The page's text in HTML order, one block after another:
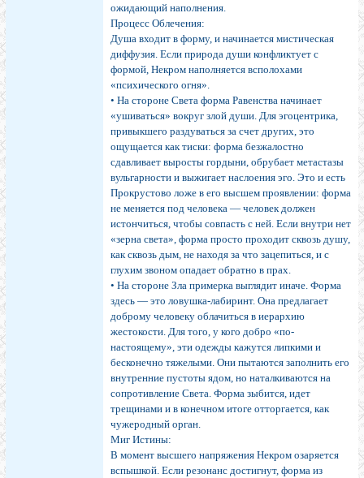
ожидающий наполнения.
Процесс Облечения:
Душа входит в форму, и начинается мистическая
диффузия. Если природа души конфликтует с
формой, Некром наполняется всполохами
«психического огня».
• На стороне Света форма Равенства начинает
«ушиваться» вокруг злой души. Для эгоцентрика,
привыкшего раздуваться за счет других, это
ощущается как тиски: форма безжалостно
сдавливает выросты гордыни, обрубает метастазы
вульгарности и выжигает наслоения эго. Это и есть
Прокрустово ложе в его высшем проявлении: форма
не меняется под человека — человек должен
истончиться, чтобы совпасть с ней. Если внутри нет
«зерна света», форма просто проходит сквозь душу,
как сквозь дым, не находя за что зацепиться, и с
глухим звоном опадает обратно в прах.
• На стороне Зла примерка выглядит иначе. Форма
здесь — это ловушка-лабиринт. Она предлагает
доброму человеку облачиться в иерархию
жестокости. Для того, у кого добро «по-
настоящему», эти одежды кажутся липкими и
бесконечно тяжелыми. Они пытаются заполнить его
внутренние пустоты ядом, но наталкиваются на
сопротивление Света. Форма зыбится, идет
трещинами и в конечном итоге отторгается, как
чужеродный орган.
Миг Истины:
В момент высшего напряжения Некром озаряется
вспышкой. Если резонанс достигнут, форма из